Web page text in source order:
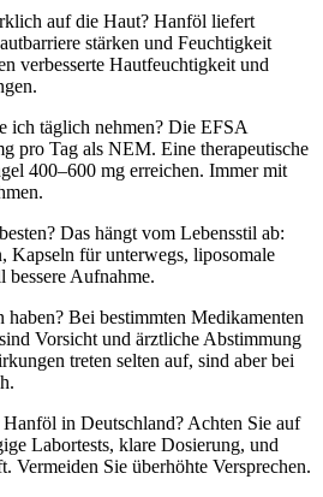
auf die Haut? Hanföl liefert
stärken und Feuchtigkeit
verbesserte Hautfeuchtigkeit und
ich täglich nehmen? Die EFSA
pro Tag als NEM. Eine therapeutische
400–600 mg erreichen. Immer mit
Das hängt vom Lebensstil ab:
Kapseln für unterwegs, liposomale
bessere Aufnahme.
Bei bestimmten Medikamenten
Vorsicht und ärztliche Abstimmung
treten selten auf, sind aber bei
in Deutschland? Achten Sie auf
Labortests, klare Dosierung, und
Vermeiden Sie überhöhte Versprechen.